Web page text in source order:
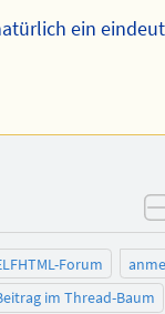
ein
Forum
im Thread-Baum